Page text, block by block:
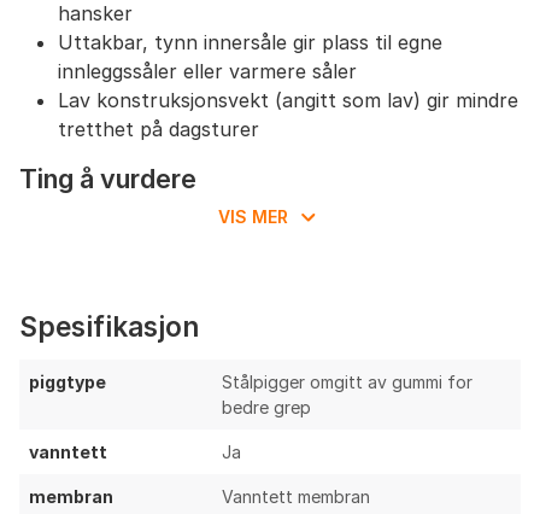
hansker
Uttakbar, tynn innersåle gir plass til egne
innleggssåler eller varmere såler
Lav konstruksjonsvekt (angitt som lav) gir mindre
tretthet på dagsturer
Ting å vurdere
Pusteevne er ikke spesifisert; vanntette
norsk vinterklima
Pigger ser ikke ut til å være utskiftbare, noe som
påvirker levetid ved hyppig asfaltbruk
Lav ankelprofil gir begrenset vristsupport i ulendt
Tekstiloverdel kan slites raskere mot skarpe
steiner enn lær/PU-forsterkede alternativer
VIS MER
Spesifikasjon
piggtype
Stålpigger omgitt av gummi for
bedre grep
vanntett Ja
membran Vanntett membran